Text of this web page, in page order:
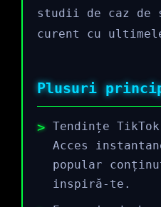
studii de caz
curent cu
Plusuri
Tendințe
Acces
popular
inspiră-te.